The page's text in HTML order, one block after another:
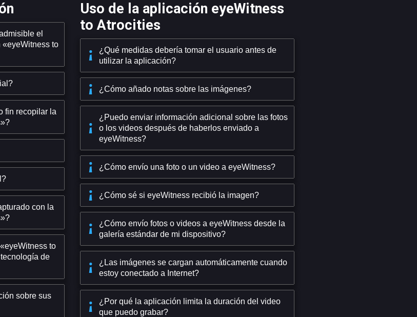
el
to
fin recopilar la
con la
to
de
sobre sus
Uso de la aplicación eyeWitness
to Atrocities
¿Qué medidas debería tomar el usuario antes de
utilizar la aplicación?
¿Cómo añado notas sobre las imágenes?
¿Puedo enviar información adicional sobre las fotos
o los videos después de haberlos enviado a
eyeWitness?
¿Cómo envío una foto o un video a eyeWitness?
¿Cómo sé si eyeWitness recibió la imagen?
¿Cómo envío fotos o videos a eyeWitness desde la
galería estándar de mi dispositivo?
¿Las imágenes se cargan automáticamente cuando
estoy conectado a Internet?
¿Por qué la aplicación limita la duración del video
que puedo grabar?